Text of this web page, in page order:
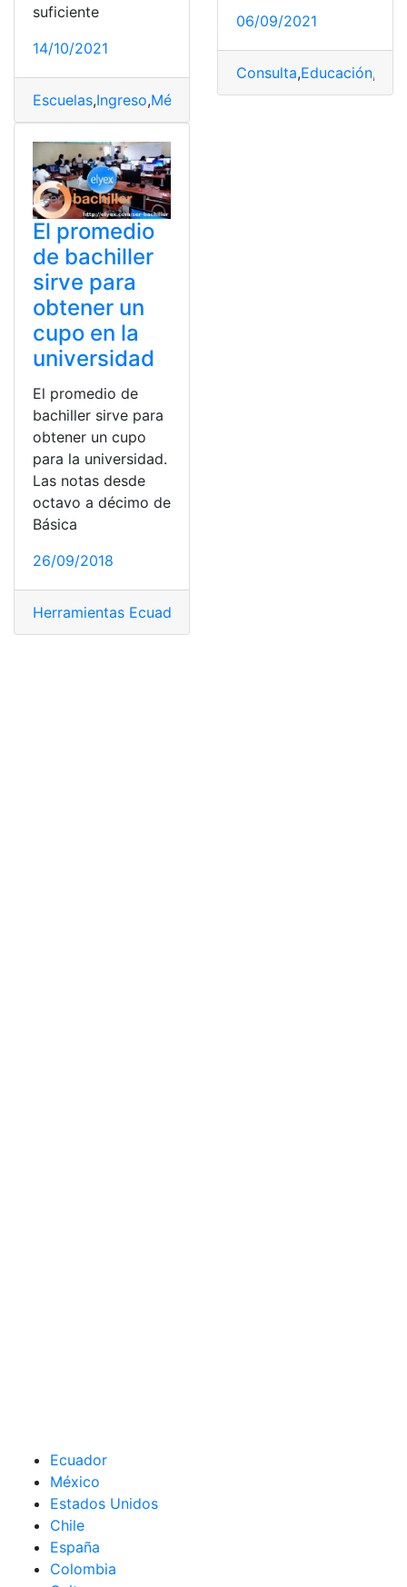
suficiente
14/10/2021
Escuelas,Ingreso,México Militares,Requisitos
06/09/2021
Consulta,Educación,
El promedio
de bachiller
sirve para
obtener un
cupo en la
universidad
El promedio de
bachiller sirve para
obtener un cupo
para la universidad.
Las notas desde
octavo a décimo de
Básica
26/09/2018
Herramientas Ecuador
Ecuador
México
Estados Unidos
Chile
España
Colombia